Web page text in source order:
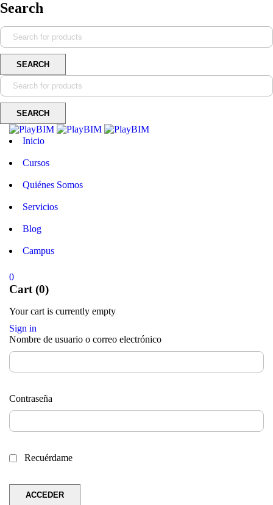
Search
Inicio
Cursos
Quiénes Somos
Servicios
Blog
Campus
0
Cart (0)
Your cart is currently empty
Sign in
Nombre de usuario o correo electrónico
Contraseña
Recuérdame